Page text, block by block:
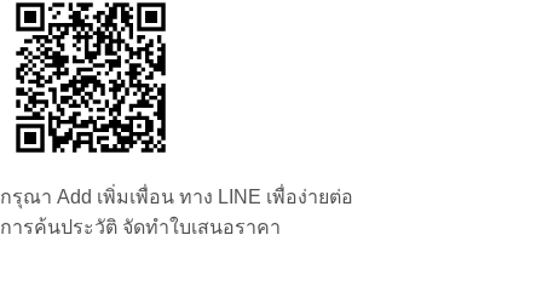
กรุณา Add เพิ่มเพื่อน ทาง LINE เพื่อง่ายต่อ
การค้นประวัติ จัดทำใบเสนอราคา